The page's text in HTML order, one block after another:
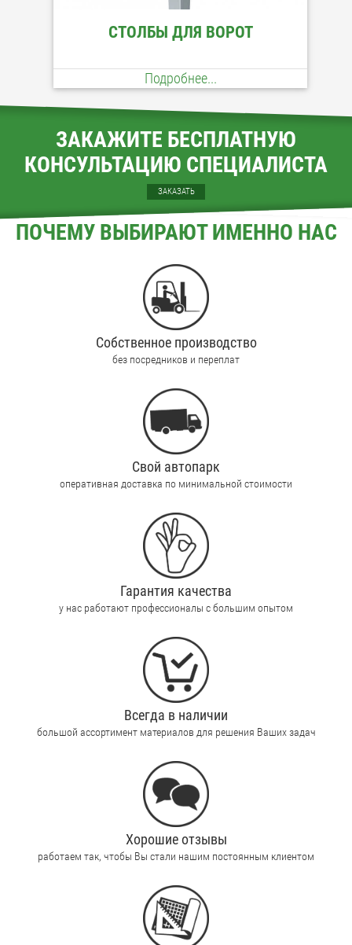
СТОЛБЫ ДЛЯ ВОРОТ
Подробнее...
ЗАКАЖИТЕ БЕСПЛАТНУЮ
КОНСУЛЬТАЦИЮ СПЕЦИАЛИСТА
ЗАКАЗАТЬ
ПОЧЕМУ ВЫБИРАЮТ ИМЕННО НАС
Собственное производство
без посредников и переплат
Свой автопарк
оперативная доставка по минимальной стоимости
Гарантия качества
у нас работают профессионалы с большим опытом
Всегда в наличии
большой ассортимент материалов для решения Ваших задач
Хорошие отзывы
работаем так, чтобы Вы стали нашим постоянным клиентом